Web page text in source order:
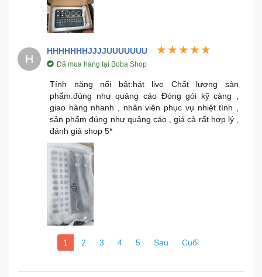
H
HHHHHHHJJJJUUUUUUU
Đã mua hàng tại Boba Shop
Tính năng nổi bật:hát live Chất lượng sản
phẩm:đúng như quảng cáo Đóng gói kỹ càng ,
giao hàng nhanh , nhân viên phục vụ nhiệt tình ,
sản phẩm đúng như quảng cáo , giá cả rất hợp lý ,
đánh giá shop 5*
1 2 3 4 5 Sau Cuối